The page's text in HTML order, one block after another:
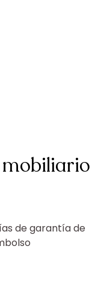
mobiliario
de garantía de